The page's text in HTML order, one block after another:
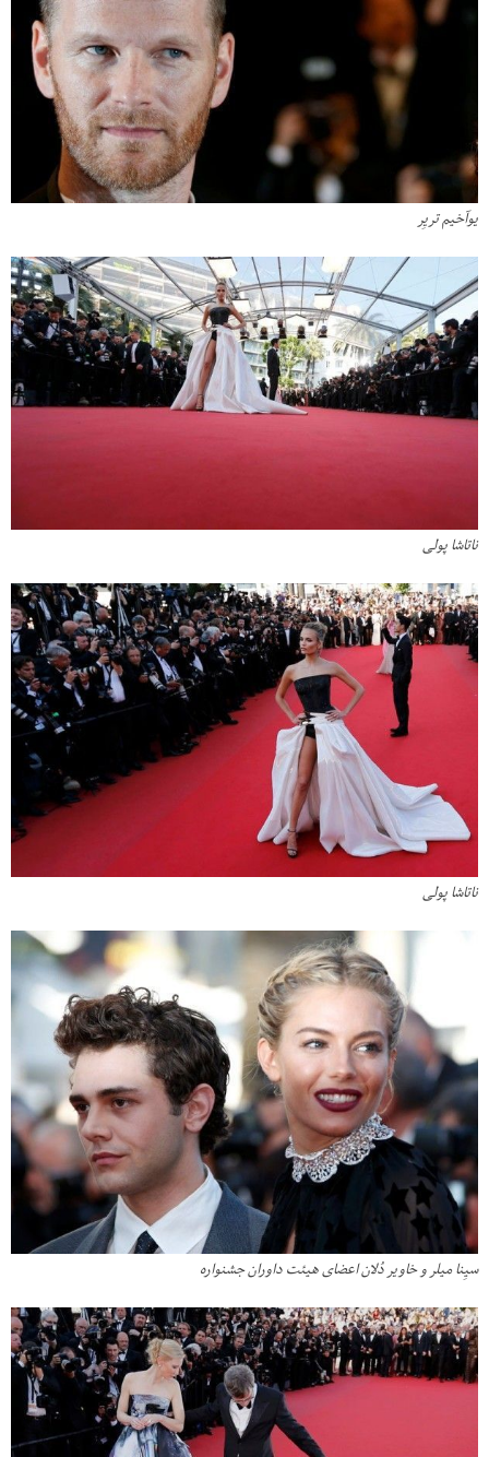
یوآخیم تریِر
ناتاشا پولی
ناتاشا پولی
سیِنا میلر و خاویر دُلان اعضای هیئت داوران جشنواره